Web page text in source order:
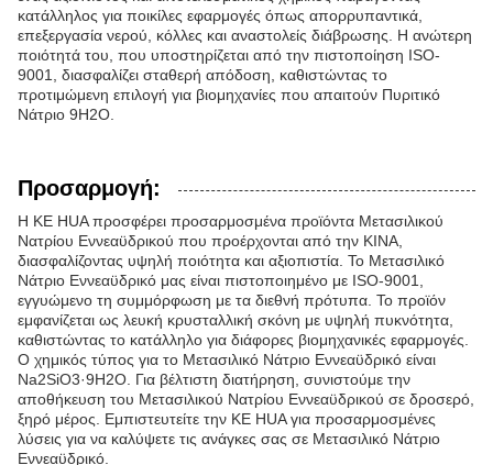
κατάλληλος για ποικίλες εφαρμογές όπως απορρυπαντικά,
επεξεργασία νερού, κόλλες και αναστολείς διάβρωσης. Η ανώτερη
ποιότητά του, που υποστηρίζεται από την πιστοποίηση ISO-
9001, διασφαλίζει σταθερή απόδοση, καθιστώντας το
προτιμώμενη επιλογή για βιομηχανίες που απαιτούν Πυριτικό
Νάτριο 9H2O.
Προσαρμογή:
Η KE HUA προσφέρει προσαρμοσμένα προϊόντα Μετασιλικού
Νατρίου Εννεαϋδρικού που προέρχονται από την ΚΙΝΑ,
διασφαλίζοντας υψηλή ποιότητα και αξιοπιστία. Το Μετασιλικό
Νάτριο Εννεαϋδρικό μας είναι πιστοποιημένο με ISO-9001,
εγγυώμενο τη συμμόρφωση με τα διεθνή πρότυπα. Το προϊόν
εμφανίζεται ως λευκή κρυσταλλική σκόνη με υψηλή πυκνότητα,
καθιστώντας το κατάλληλο για διάφορες βιομηχανικές εφαρμογές.
Ο χημικός τύπος για το Μετασιλικό Νάτριο Εννεαϋδρικό είναι
Na2SiO3·9H2O. Για βέλτιστη διατήρηση, συνιστούμε την
αποθήκευση του Μετασιλικού Νατρίου Εννεαϋδρικού σε δροσερό,
ξηρό μέρος. Εμπιστευτείτε την KE HUA για προσαρμοσμένες
λύσεις για να καλύψετε τις ανάγκες σας σε Μετασιλικό Νάτριο
Εννεαϋδρικό.